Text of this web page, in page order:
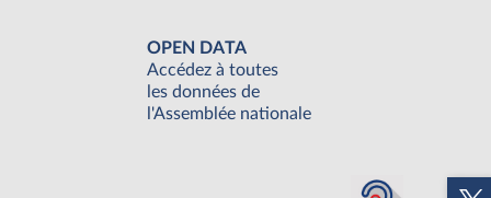
OPEN DATA
Accédez à toutes
les données de
l'Assemblée nationale